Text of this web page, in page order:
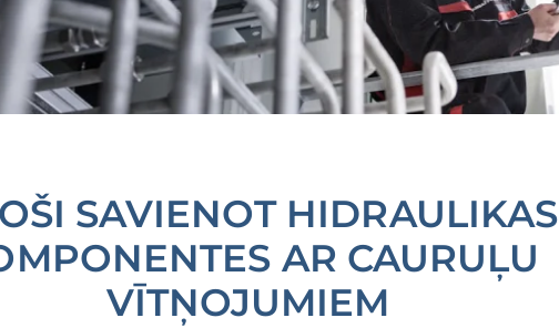
SAVIENOT HIDRAULIKAS
AR CAURUĻU
VĪTŅOJUMIEM